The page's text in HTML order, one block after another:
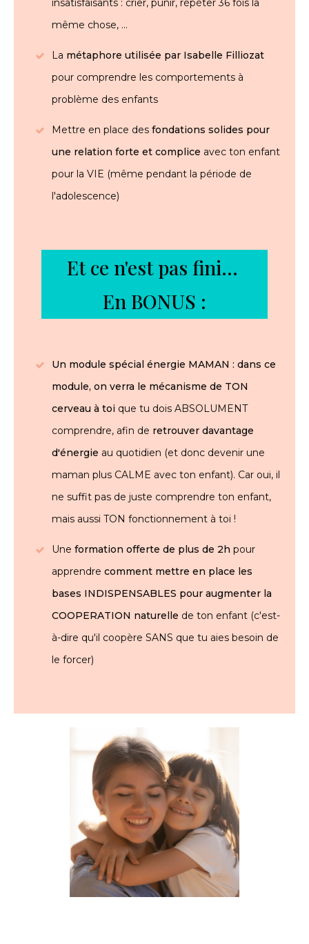
insatisfaisants : crier, punir, répéter 36 fois la
même chose, ...
La métaphore utilisée par Isabelle Filliozat
pour comprendre les comportements à
problème des enfants
Mettre en place des fondations solides pour
une relation forte et complice avec ton enfant
pour la VIE (même pendant la période de
l'adolescence)
Et ce n'est pas fini...
En BONUS :
Un module spécial énergie MAMAN : dans ce
module, on verra le mécanisme de TON
cerveau à toi que tu dois ABSOLUMENT
comprendre, afin de retrouver davantage
d'énergie au quotidien (et donc devenir une
maman plus CALME avec ton enfant). Car oui, il
ne suffit pas de juste comprendre ton enfant,
mais aussi TON fonctionnement à toi !
Une formation offerte de plus de 2h pour
apprendre comment mettre en place les
bases INDISPENSABLES pour augmenter la
COOPERATION naturelle de ton enfant (c'est-
à-dire qu'il coopère SANS que tu aies besoin de
le forcer)